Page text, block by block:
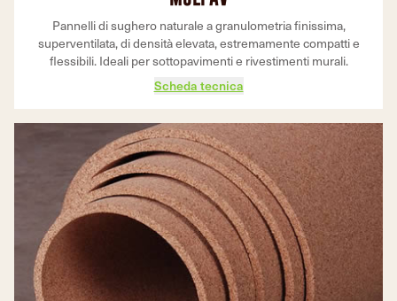
Pannelli di sughero naturale a granulometria finissima,
superventilata, di densità elevata, estremamente compatti e
flessibili. Ideali per sottopavimenti e rivestimenti murali.
Scheda tecnica